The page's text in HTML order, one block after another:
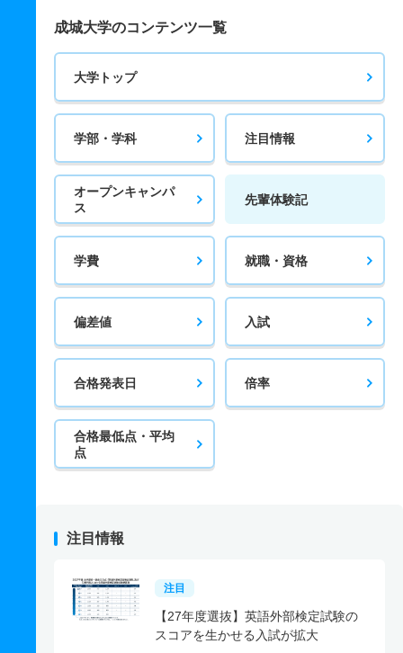
成城大学のコンテンツ一覧
大学トップ
学部・学科 注目情報
オープンキャンパ
ス
先輩体験記
学費 就職・資格
偏差値 入試
合格発表日 倍率
合格最低点・平均
点
注目情報
注目
【27年度選抜】英語外部検定試験の
スコアを生かせる入試が拡大